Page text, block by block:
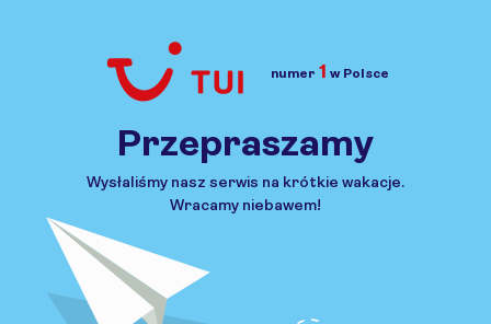
Przejdź do TUI.pl
numer 1 w Polsce
Przepraszamy
Wysłaliśmy nasz serwis na krótkie wakacje.
Wracamy niebawem!